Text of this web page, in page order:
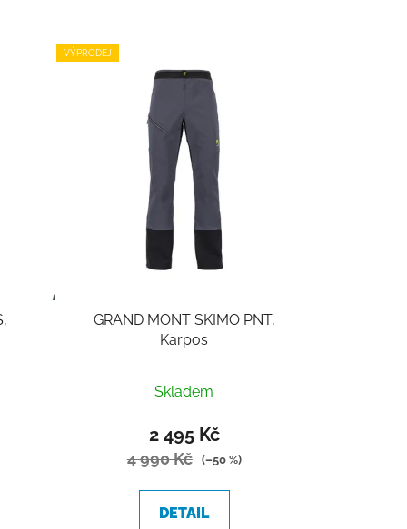
VÝPRODEJ
GRAND MONT SKIMO PNT,
Karpos
Skladem
2 495 Kč
4 990 Kč (–50 %)
DETAIL